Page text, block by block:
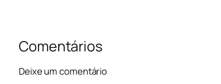
Comentários
Deixe um comentário